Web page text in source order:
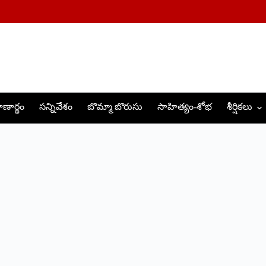
సన్నివేశం బొమ్మా బొరుసు సాహిత్యం-శోభ శీర్షికలు